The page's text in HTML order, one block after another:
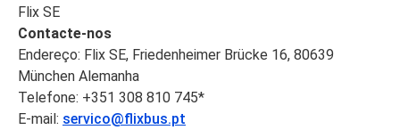
Flix SE
Contacte-nos
Endereço: Flix SE, Friedenheimer Brücke 16, 80639
München Alemanha
Telefone: +351 308 810 745*
E-mail: servico@flixbus.pt